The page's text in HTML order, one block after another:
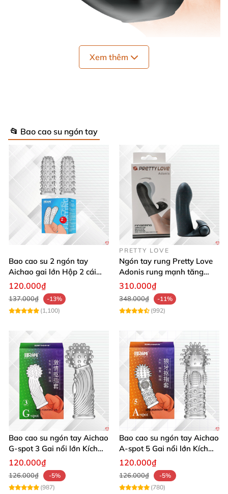
hứng và khơi dậy khúc dạo đầu thật hoàn hảo
kích thích điểm Gvà âm vật
hưng phấn, chất nhờn
sẽ tiết ra nhiều hơn giúp
các anh dễ dàng khi dương vật ra vào bên trong âm
, thêm nữa kích thích như vậycũng giúpcác anh
dễ dàng đưa chị em lên đỉnh
và trong mắt bạn tình
các anh thật tuyệt vời.
Ngoài ra, Bao Cao Su Ngón Tay Rung Siêu
Mạnh Pretty Love Hobgoblincũng thích hợp
em thích 1 mình tự sướng khi không có chồng hay
Xem thêm
📂 Bao cao su ngón tay
Bao cao su 2 ngón tay
Aichao gai lớn Hộp 2 cái
Tăng khoái cảm
120.000₫
137.000₫
-13%
(1,100)
PRETTY LOVE
Ngón tay rung Pretty Love
Adonis rung mạnh tăng
khoái cảm cho cặp đôi
310.000₫
348.000₫
-11%
(992)
Bao cao su ngón tay Aichao
G-spot 3 Gai nổi lớn Kích
thích cực đỉnh
120.000₫
126.000₫
-5%
(987)
Bao cao su ngón tay Aichao
A-spot 5 Gai nổi lớn Kích
thích mạnh mẽ
120.000₫
126.000₫
-5%
(780)